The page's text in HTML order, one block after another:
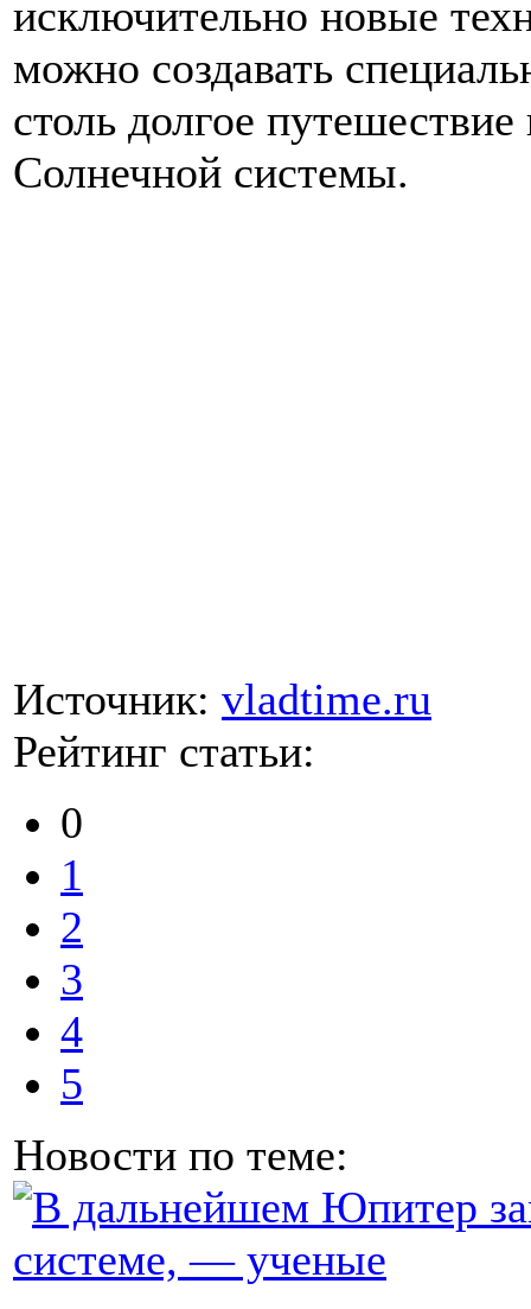
исключительно новые
можно создавать
столь долгое
Солнечной системы.
Источник: vladtime.ru
Рейтинг статьи:
0
1
2
3
4
5
Новости по теме: